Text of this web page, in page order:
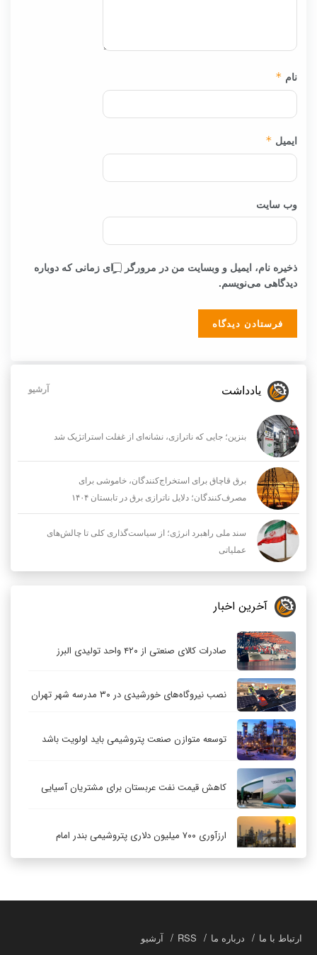
نام *
ایمیل *
وب‌ سایت
ذخیره نام، ایمیل و وبسایت من در مرورگر برای زمانی که دوباره
دیدگاهی می‌نویسم.
یادداشت آرشیو
بنزین؛ جایی که ناترازی، نشانه‌ای از غفلت استراتژیک شد
برق قاچاق برای استخراج‌کنندگان، خاموشی برای
مصرف‌کنندگان؛ دلایل ناترازی برق در تابستان ۱۴۰۴
سند ملی راهبرد انرژی؛ از سیاست‌گذاری کلی تا چالش‌های
عملیاتی
آخرین اخبار
صادرات کالای صنعتی از ۴۲۰ واحد تولیدی البرز
نصب نیروگاه‌های خورشیدی در ۳۰ مدرسه شهر تهران
توسعه متوازن صنعت پتروشیمی باید اولویت باشد
کاهش قیمت نفت عربستان برای مشتریان آسیایی
ارزآوری ۷۰۰ میلیون دلاری پتروشیمی بندر امام
ارتباط با ما درباره ما RSS آرشیو